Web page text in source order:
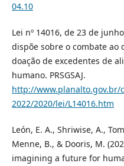
04.10
Lei nº 14016, de 23 de
dispõe sobre o combate ao
doação de excedentes de
humano. PRSGSAJ.
http://www.planalto.gov.br/
2022/2020/lei/L14016.htm
León, E. A., Shriwise, A.,
Menne, B., & Dooris, M.
imagining a future for